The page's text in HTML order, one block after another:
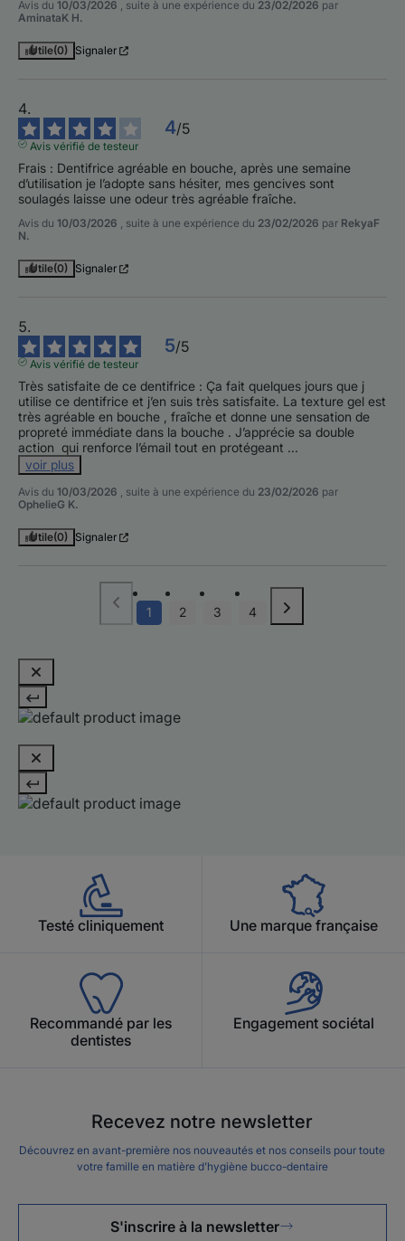
Avis du 10/03/2026 , suite à une expérience du 23/02/2026 par
AminataK H.
Utile(0) Signaler
4/5
Avis vérifié de testeur
Frais : Dentifrice agréable en bouche, après une semaine
d’utilisation je l’adopte sans hésiter, mes gencives sont
soulagés laisse une odeur très agréable fraîche.
Avis du 10/03/2026 , suite à une expérience du 23/02/2026 par RekyaF
N.
Utile(0) Signaler
5/5
Avis vérifié de testeur
Très satisfaite de ce dentifrice : Ça fait quelques jours que j
utilise ce dentifrice et j’en suis très satisfaite. La texture gel est
très agréable en bouche , fraîche et donne une sensation de
propreté immédiate dans la bouche . J’apprécie sa double
action  qui renforce l’émail tout en protégeant ...
voir plus
Avis du 10/03/2026 , suite à une expérience du 23/02/2026 par
OphelieG K.
Utile(0) Signaler
1 2 3 4
Testé cliniquement Une marque française
Recommandé par les
dentistes
Engagement sociétal
Recevez notre newsletter
Découvrez en avant-première nos nouveautés et nos conseils pour toute
votre famille en matière d’hygiène bucco-dentaire
S'inscrire à la newsletter